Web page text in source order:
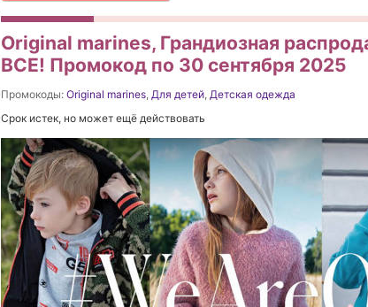
Original marines, Грандиозная
ВСЕ! Промокод по 30 сентября 2025
Промокоды: Original marines, Для детей, Детская одежда
Срок истек, но может ещё действовать